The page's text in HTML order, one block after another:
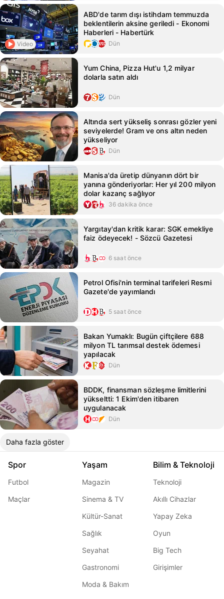
Video
ABD'de tarım dışı istihdam temmuzda
beklentilerin aksine geriledi - Ekonomi
Haberleri - Habertürk
Dün
Yum China, Pizza Hut'u 1,2 milyar
dolarla satın aldı
Dün
Altında sert yükseliş sonrası gözler yeni
seviyelerde! Gram ve ons altın neden
yükseliyor
Dün
Manisa'da üretip dünyanın dört bir
yanına gönderiyorlar: Her yıl 200 milyon
dolar kazanç sağlıyor
36 dakika önce
Yargıtay'dan kritik karar: SGK emekliye
faiz ödeyecek! - Sözcü Gazetesi
6 saat önce
Petrol Ofisi'nin terminal tarifeleri Resmi
Gazete'de yayımlandı
5 saat önce
Bakan Yumaklı: Bugün çiftçilere 688
milyon TL tarımsal destek ödemesi
yapılacak
Dün
BDDK, finansman sözleşme limitlerini
yükseltti: 1 Ekim'den itibaren
uygulanacak
Dün
Daha fazla göster
Spor
Futbol
Maçlar
Yaşam
Magazin
Sinema & TV
Kültür-Sanat
Sağlık
Seyahat
Gastronomi
Moda & Bakım
Bilim & Teknoloji
Teknoloji
Akıllı Cihazlar
Yapay Zeka
Oyun
Big Tech
Girişimler